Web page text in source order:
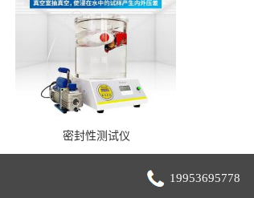
密封性测试仪
19953695778